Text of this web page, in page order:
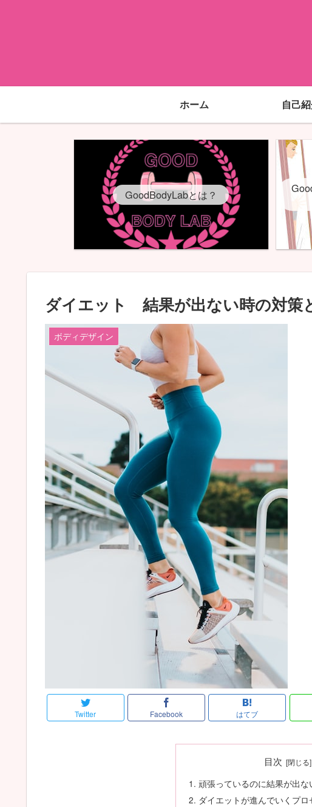
ホーム 自己
GoodBodyLabとは？
ダイエット 結果が出ない時の対策
ボディデザイン
Twitter Facebook はてブ
目次
頑張っているのに結果が出な
ダイエットが進んでいくプロ